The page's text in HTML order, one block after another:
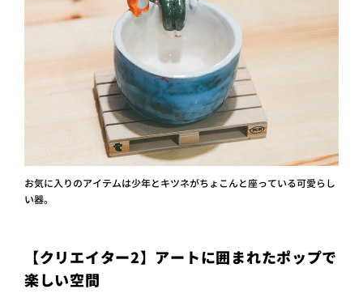
お気に入りのアイテムは少年とキツネがちょこんと座っている可愛らし
い器。
【クリエイター2】アートに囲まれたポップで
楽しい空間